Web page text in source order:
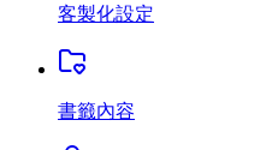
客製化設定
書籤內容